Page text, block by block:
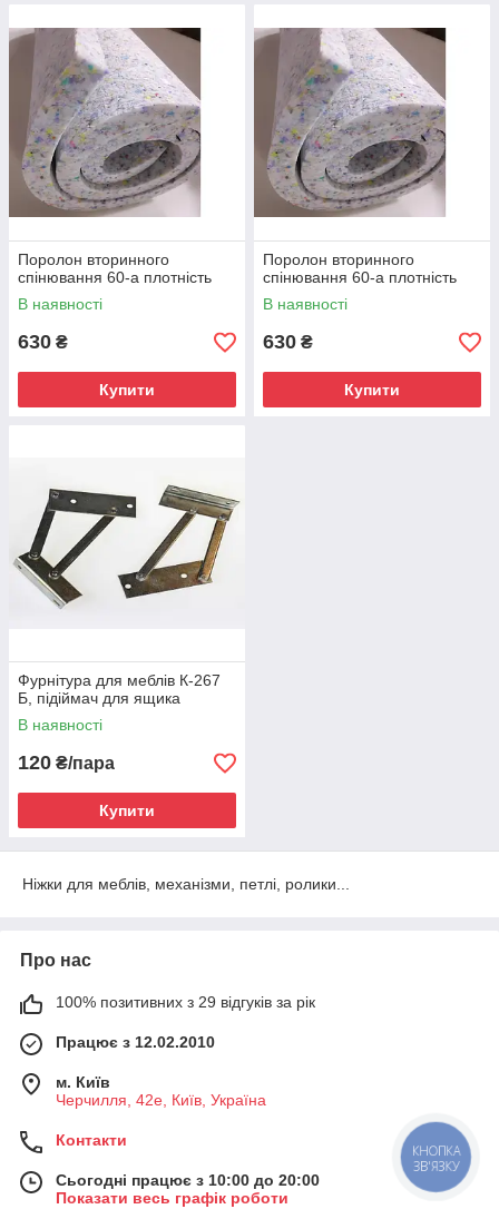
Поролон вторинного
спінювання 60-а плотність
В наявності
630 ₴
Купити
Поролон вторинного
спінювання 60-а плотність
В наявності
630 ₴
Купити
Фурнітура для меблів К-267
Б, підіймач для ящика
В наявності
120 ₴/пара
Купити
Ніжки для меблів, механізми, петлі, ролики...
Про нас
100% позитивних з 29 відгуків за рік
Працює з 12.02.2010
м. Київ
Черчилля, 42е, Київ, Україна
Контакти
Сьогодні працює з 10:00 до 20:00
Показати весь графік роботи
КНОПКА
ЗВ'ЯЗКУ